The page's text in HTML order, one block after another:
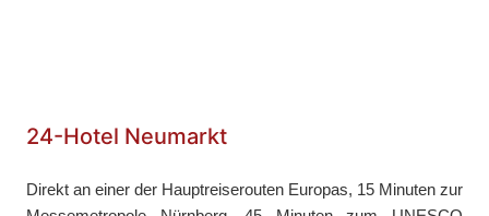
24-Hotel Neumarkt
Direkt an einer der Hauptreiserouten Europas, 15 Minuten zur